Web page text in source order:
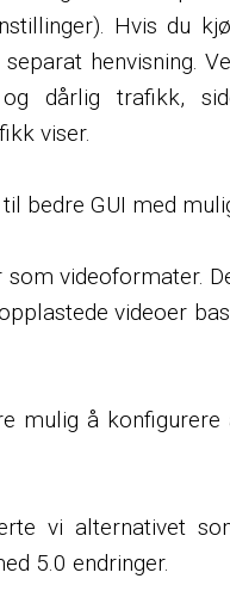
Hvis
henvisning.
og dårlig trafikk,
viser.
bedre GUI med
som videoformater.
videoer
mulig å
vi alternativet
5.0 endringer.